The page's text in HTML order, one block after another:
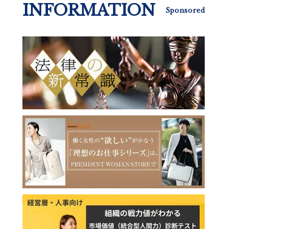
INFORMATION Sponsored